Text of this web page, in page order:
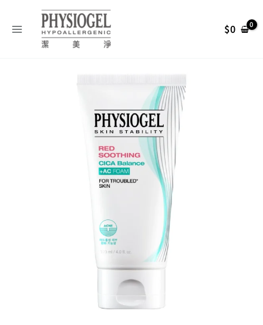
$0
始
價
格：
NT$ 880。
目
前
價
格：
NT$ 704。
尋